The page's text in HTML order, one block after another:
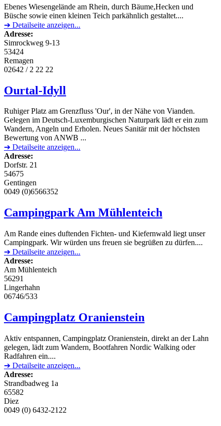
Ebenes Wiesengelände am Rhein, durch Bäume,Hecken und
Büsche sowie einen kleinen Teich parkähnlich gestaltet....
➔ Detailseite anzeigen...
Adresse:
Simrockweg 9-13
53424
Remagen
02642 / 2 22 22
Ourtal-Idyll
Ruhiger Platz am Grenzfluss 'Our', in der Nähe von Vianden.
Gelegen im Deutsch-Luxemburgischen Naturpark lädt er ein zum
Wandern, Angeln und Erholen. Neues Sanitär mit der höchsten
Bewertung von ANWB ...
➔ Detailseite anzeigen...
Adresse:
Dorfstr. 21
54675
Gentingen
0049 (0)6566352
Campingpark Am Mühlenteich
Am Rande eines duftenden Fichten- und Kiefernwald liegt unser
Campingpark. Wir würden uns freuen sie begrüßen zu dürfen....
➔ Detailseite anzeigen...
Adresse:
Am Mühlenteich
56291
Lingerhahn
06746/533
Campingplatz Oranienstein
Aktiv entspannen, Campingplatz Oranienstein, direkt an der Lahn
gelegen, lädt zum Wandern, Bootfahren Nordic Walking oder
Radfahren ein....
➔ Detailseite anzeigen...
Adresse:
Strandbadweg 1a
65582
Diez
0049 (0) 6432-2122